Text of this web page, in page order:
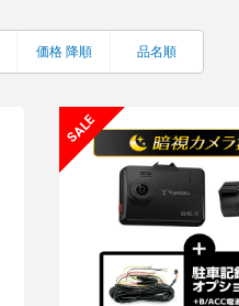
価格 降順 品名順